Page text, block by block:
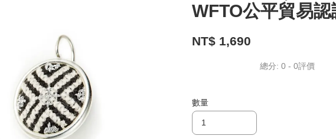
WFTO公平貿易認
NT$ 1,690
總分: 0 - 0評價
數量